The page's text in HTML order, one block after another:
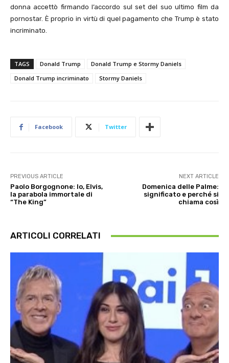
donna accettò firmando l’accordo sul set del suo ultimo film da
pornostar. È proprio in virtù di quel pagamento che Trump è stato
incriminato.
TAGS Donald Trump
Donald Trump e Stormy Daniels
Donald Trump incriminato
Stormy Daniels
Facebook Twitter
PREVIOUS ARTICLE
Paolo Borgognone: Io, Elvis,
la parabola immortale di
“The King”
NEXT ARTICLE
Domenica delle Palme:
significato e perché si
chiama così
ARTICOLI CORRELATI